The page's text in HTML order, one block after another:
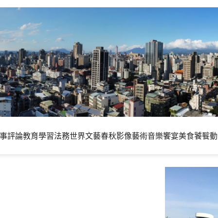
評論教育學習法務世界文藝春秋影像藝術音樂饗宴美食饕餮